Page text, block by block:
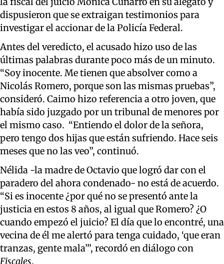
dispusieron que se extraigan testimonios para
investigar el accionar de la Policía Federal.
Antes del veredicto, el acusado hizo uso de las
últimas palabras durante poco más de un minuto.
“Soy inocente. Me tienen que absolver como a
Nicolás Romero, porque son las mismas pruebas”,
consideró. Caimo hizo referencia a otro joven, que
había sido juzgado por un tribunal de menores por
el mismo caso. “Entiendo el dolor de la señora,
pero tengo dos hijas que están sufriendo. Hace seis
meses que no las veo”, continuó.
Nélida -la madre de Octavio que logró dar con el
paradero del ahora condenado- no está de acuerdo.
“Si es inocente ¿por qué no se presentó ante la
justicia en estos 8 años, al igual que Romero? ¿O
cuando empezó el juicio? El día que lo encontré, una
vecina de él me alertó para tenga cuidado, ‘que eran
tranzas, gente mala’”, recordó en diálogo con
Fiscales.